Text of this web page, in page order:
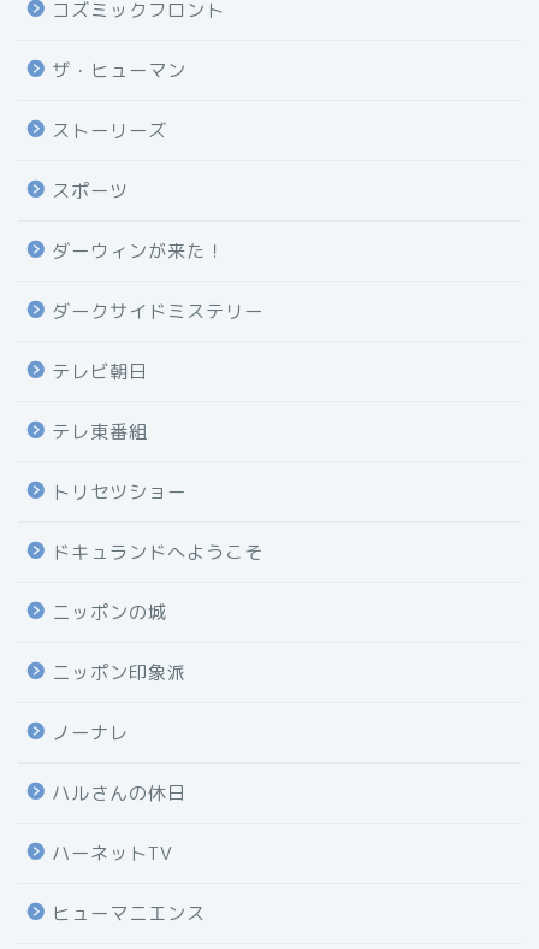
コズミックフロント
ザ・ヒューマン
ストーリーズ
スポーツ
ダーウィンが来た！
ダークサイドミステリー
テレビ朝日
テレ東番組
トリセツショー
ドキュランドへようこそ
ニッポンの城
ニッポン印象派
ノーナレ
ハルさんの休日
ハーネットTV
ヒューマニエンス